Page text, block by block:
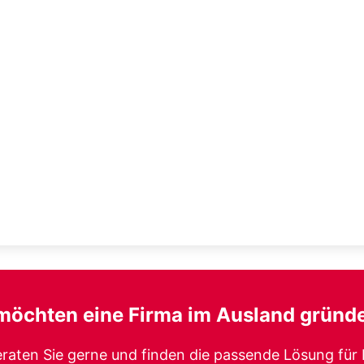
eine Firma im Ausland
Sie gerne und finden die passende Lösung für